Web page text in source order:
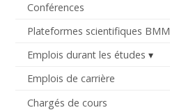
Conférences
Plateformes scientifiques BMM
Emplois durant les études
Emplois de carrière
Chargés de cours